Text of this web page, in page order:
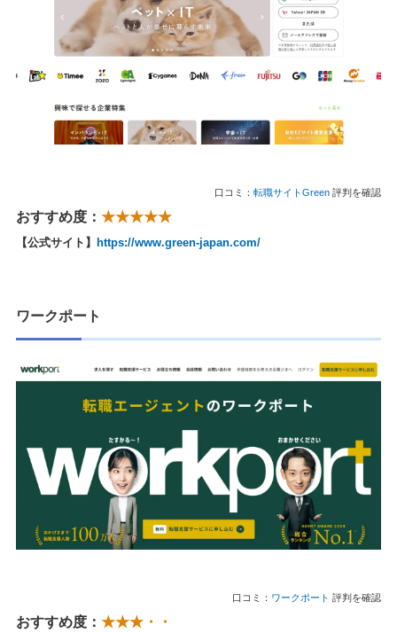
口コミ： 転職サイトGreen 評判を確認
おすすめ度： ★★★★★
【公式サイト】 https://www.green-japan.com/
ワークポート
口コミ： ワークポート 評判を確認
おすすめ度： ★★★・・